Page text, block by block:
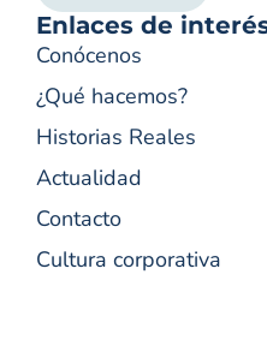
Enlaces de
Conócenos
¿Qué hacemos?
Historias Reales
Actualidad
Contacto
Cultura corporativa